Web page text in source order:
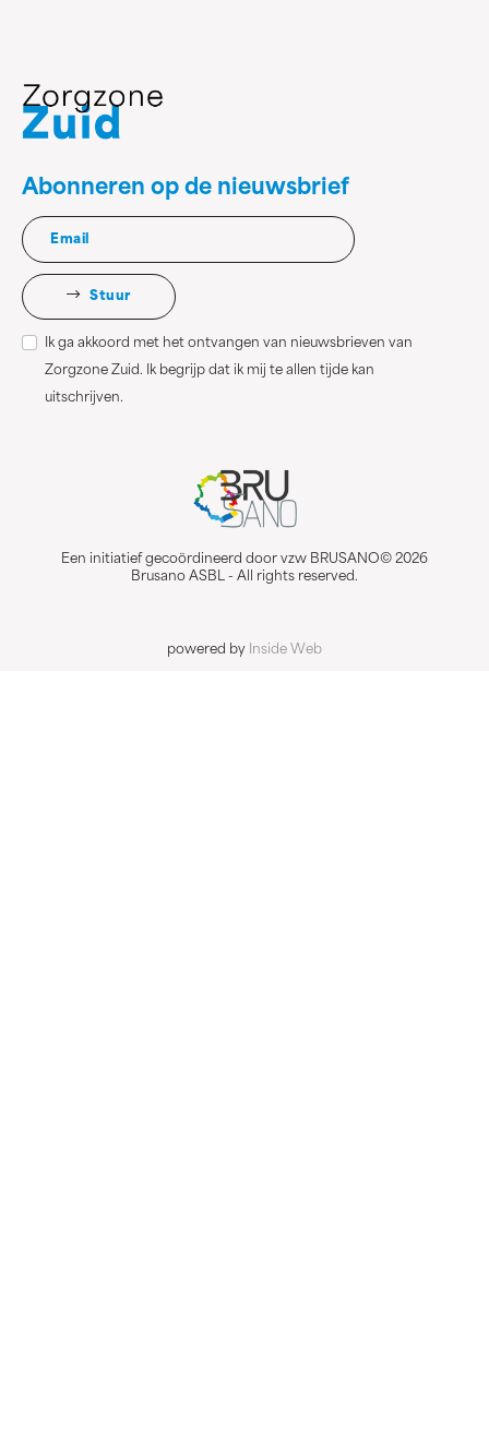
Abonneren op de nieuwsbrief
Stuur
Ik ga akkoord met het ontvangen van nieuwsbrieven van
Zorgzone Zuid. Ik begrijp dat ik mij te allen tijde kan
uitschrijven.
Een initiatief gecoördineerd door vzw BRUSANO© 2026
Brusano ASBL - All rights reserved.
powered by Inside Web